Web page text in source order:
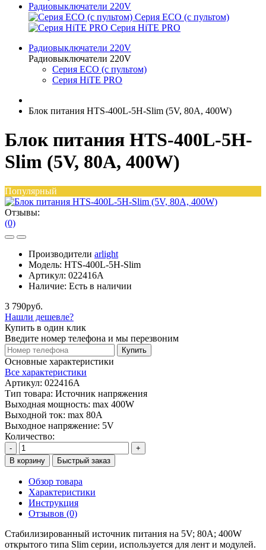
Радиовыключатели 220V
Серия ECO (с пультом)
Серия HiTE PRO
Радиовыключатели 220V
Радиовыключатели 220V
Серия ECO (с пультом)
Серия HiTE PRO
Блок питания HTS-400L-5H-Slim (5V, 80A, 400W)
Блок питания HTS-400L-5H-
Slim (5V, 80A, 400W)
Популярный
Отзывы:
(0)
Производители arlight
Модель: HTS-400L-5H-Slim
Артикул: 022416А
Наличие: Есть в наличии
3 790руб.
Нашли дешевле?
Купить в один клик
Введите номер телефона и мы перезвоним
Купить
Основные характеристики
Все характеристики
Артикул: 022416А
Тип товара: Источник напряжения
Выходная мощность: max 400W
Выходной ток: max 80А
Выходное напряжение: 5V
Количество:
-
+
В корзину
Быстрый заказ
Обзор товара
Характеристики
Инструкция
Отзывов (0)
Стабилизированный источник питания на 5V; 80A; 400W
открытого типа Slim серии, используется для лент и модулей.